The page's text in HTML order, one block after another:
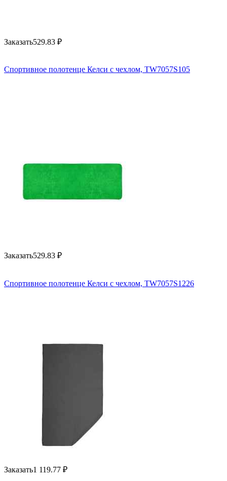
Заказать529.83 ₽
Спортивное полотенце Келси с чехлом, TW7057S105
Заказать529.83 ₽
Спортивное полотенце Келси с чехлом, TW7057S1226
Заказать1 119.77 ₽